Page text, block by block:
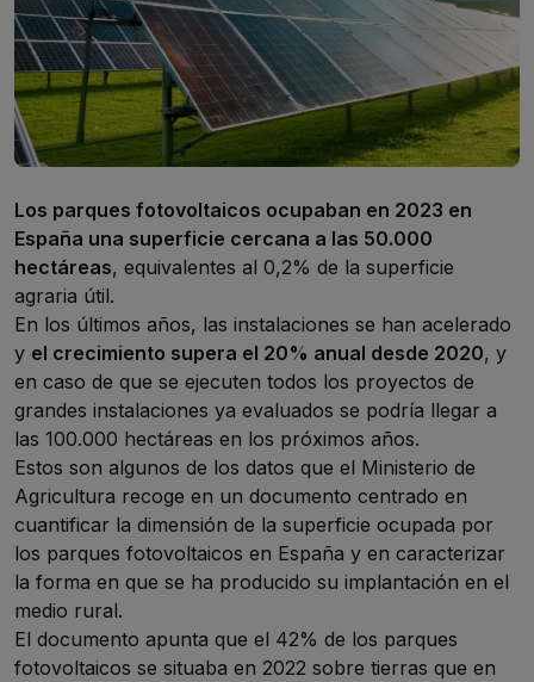
Los parques fotovoltaicos ocupaban en 2023 en
España una superficie cercana a las 50.000
hectáreas, equivalentes al 0,2% de la superficie
agraria útil.
En los últimos años, las instalaciones se han acelerado
y el crecimiento supera el 20% anual desde 2020, y
en caso de que se ejecuten todos los proyectos de
grandes instalaciones ya evaluados se podría llegar a
las 100.000 hectáreas en los próximos años.
Estos son algunos de los datos que el Ministerio de
Agricultura recoge en un documento centrado en
cuantificar la dimensión de la superficie ocupada por
los parques fotovoltaicos en España y en caracterizar
la forma en que se ha producido su implantación en el
medio rural.
El documento apunta que el 42% de los parques
fotovoltaicos se situaba en 2022 sobre tierras que en